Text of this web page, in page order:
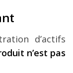
d’actifs
n’est pas